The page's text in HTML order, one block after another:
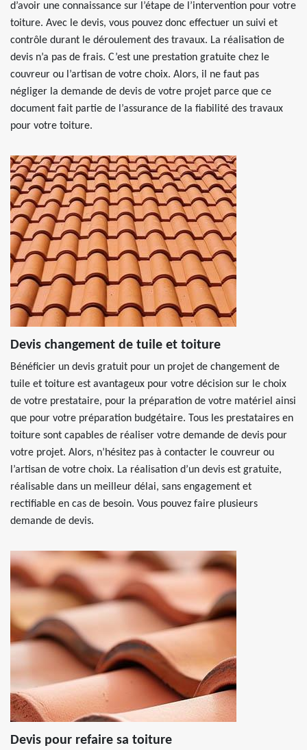
d’avoir une connaissance sur l’étape de l’intervention pour votre
toiture. Avec le devis, vous pouvez donc effectuer un suivi et
contrôle durant le déroulement des travaux. La réalisation de
devis n’a pas de frais. C’est une prestation gratuite chez le
couvreur ou l’artisan de votre choix. Alors, il ne faut pas
négliger la demande de devis de votre projet parce que ce
document fait partie de l’assurance de la fiabilité des travaux
pour votre toiture.
Devis changement de tuile et toiture
Bénéficier un devis gratuit pour un projet de changement de
tuile et toiture est avantageux pour votre décision sur le choix
de votre prestataire, pour la préparation de votre matériel ainsi
que pour votre préparation budgétaire. Tous les prestataires en
toiture sont capables de réaliser votre demande de devis pour
votre projet. Alors, n’hésitez pas à contacter le couvreur ou
l’artisan de votre choix. La réalisation d’un devis est gratuite,
réalisable dans un meilleur délai, sans engagement et
rectifiable en cas de besoin. Vous pouvez faire plusieurs
demande de devis.
Devis pour refaire sa toiture